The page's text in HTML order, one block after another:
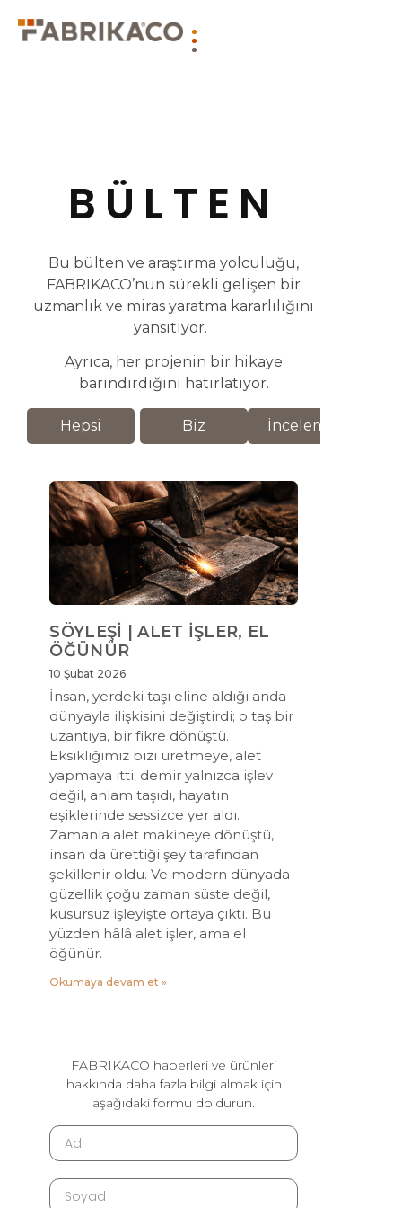
BÜLTEN
Bu bülten ve araştırma yolculuğu,
FABRIKACO’nun sürekli gelişen bir
uzmanlık ve miras yaratma kararlılığını
yansıtıyor.
Ayrıca, her projenin bir hikaye
barındırdığını hatırlatıyor.
Hepsi Biz İnceleme
SÖYLEŞİ | ALET İŞLER, EL
ÖĞÜNÜR
10 Şubat 2026
İnsan, yerdeki taşı eline aldığı anda
dünyayla ilişkisini değiştirdi; o taş bir
uzantıya, bir fikre dönüştü.
Eksikliğimiz bizi üretmeye, alet
yapmaya itti; demir yalnızca işlev
değil, anlam taşıdı, hayatın
eşiklerinde sessizce yer aldı.
Zamanla alet makineye dönüştü,
insan da ürettiği şey tarafından
şekillenir oldu. Ve modern dünyada
güzellik çoğu zaman süste değil,
kusursuz işleyişte ortaya çıktı. Bu
yüzden hâlâ alet işler, ama el
öğünür.
Okumaya devam et »
FABRIKACO haberleri ve ürünleri
hakkında daha fazla bilgi almak için
aşağıdaki formu doldurun.